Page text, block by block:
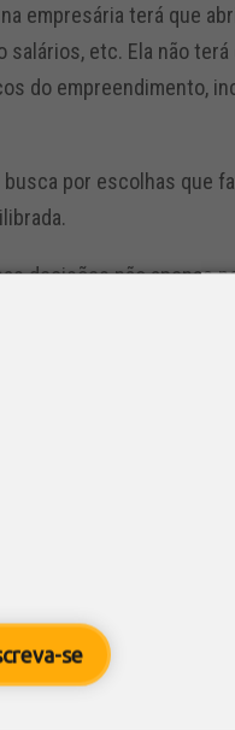
se
empresária terá que
etc. Ela não
do empreendimento,
por escolhas que
decisões não apenas